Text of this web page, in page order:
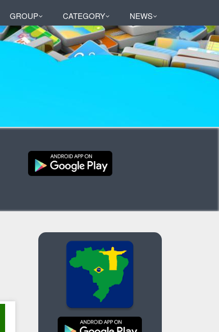
GROUP CATEGORY NEWS